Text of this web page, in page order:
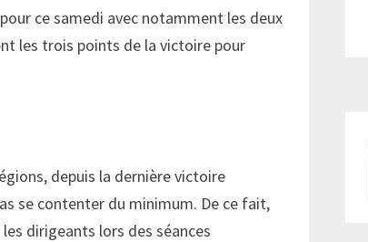
ce samedi avec notamment les deux
les trois points de la victoire pour
depuis la dernière victoire
se contenter du minimum. De ce fait,
dirigeants lors des séances